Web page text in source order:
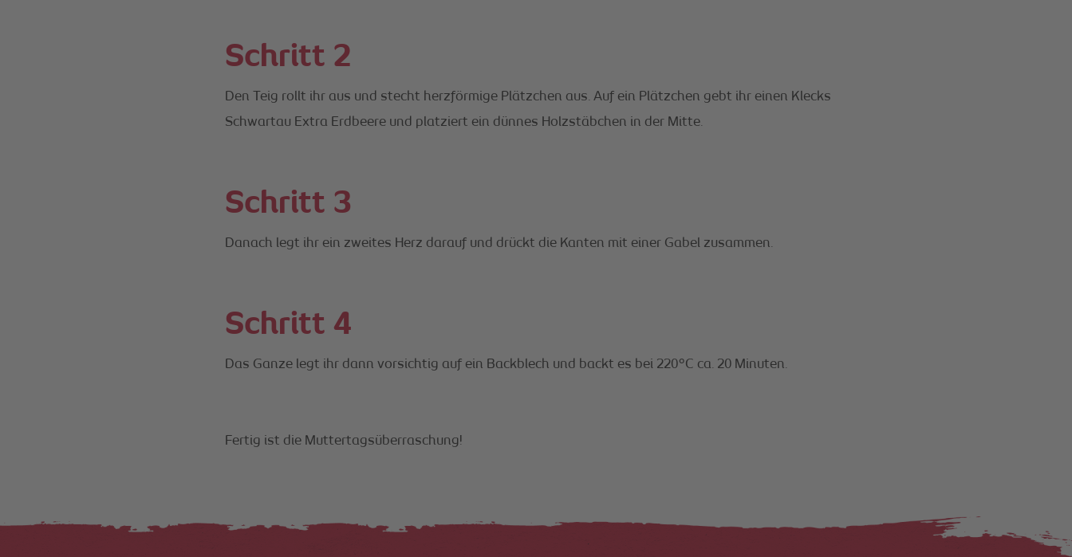
Schritt 2
Den Teig rollt ihr aus und stecht herzförmige Plätzchen aus. Auf ein Plätzchen gebt ihr einen Klecks
Schwartau Extra Erdbeere und platziert ein dünnes Holzstäbchen in der Mitte.
Schritt 3
Danach legt ihr ein zweites Herz darauf und drückt die Kanten mit einer Gabel zusammen.
Schritt 4
Das Ganze legt ihr dann vorsichtig auf ein Backblech und backt es bei 220°C ca. 20 Minuten.
Fertig ist die Muttertagsüberraschung!